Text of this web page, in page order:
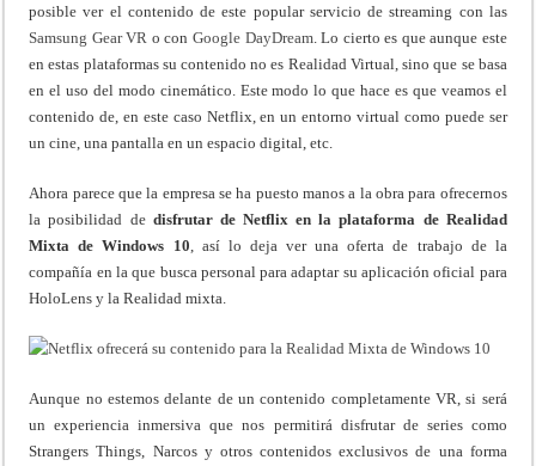
posible ver el contenido de este popular servicio de streaming con las
Samsung Gear VR o con Google DayDream. Lo cierto es que aunque este
en estas plataformas su contenido no es Realidad Virtual, sino que se basa
en el uso del modo cinemático. Este modo lo que hace es que veamos el
contenido de, en este caso Netflix, en un entorno virtual como puede ser
un cine, una pantalla en un espacio digital, etc.
Ahora parece que la empresa se ha puesto manos a la obra para ofrecernos
la posibilidad de disfrutar de Netflix en la plataforma de Realidad
Mixta de Windows 10 , así lo deja ver una oferta de trabajo de la
compañía en la que busca personal para adaptar su aplicación oficial para
HoloLens y la Realidad mixta.
Aunque no estemos delante de un contenido completamente VR, si será
un experiencia inmersiva que nos permitirá disfrutar de series como
Strangers Things, Narcos y otros contenidos exclusivos de una forma